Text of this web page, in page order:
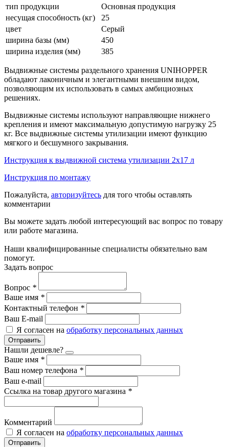
тип продукции
Основная продукция
несущая способность (кг)
25
цвет
Серый
ширина базы (мм)
450
ширина изделия (мм)
385
Выдвижные системы раздельного хранения UNIHOPPER
обладают лаконичным и элегантными внешним видом,
позволяющим их использовать в самых амбициозных
решениях.
Выдвижные системы используют направляющие нижнего
крепления и имеют максимальную допустимую нагрузку 25
кг. Все выдвижные системы утилизации имеют функцию
мягкого и бесшумного закрывания.
Инструкция к выдвижной система утилизации 2х17 л
Инструкция по монтажу
Пожалуйста, авторизуйтесь для того чтобы оставлять
комментарии
Вы можете задать любой интересующий вас вопрос по товару
или работе магазина.
Наши квалифицированные специалисты обязательно вам
помогут.
Задать вопрос
Вопрос *
Ваше имя *
Контактный телефон *
Ваш E-mail
Я согласен на обработку персональных данных
Отправить
Нашли дешевле?
Ваше имя *
Ваш номер телефона *
Ваш e-mail
Ссылка на товар другого магазина *
Комментарий
Я согласен на обработку персональных данных
Отправить